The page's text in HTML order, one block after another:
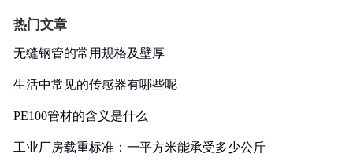
热门文章
无缝钢管的常用规格及壁厚
生活中常见的传感器有哪些呢
PE100管材的含义是什么
工业厂房载重标准：一平方米能承受多少公斤